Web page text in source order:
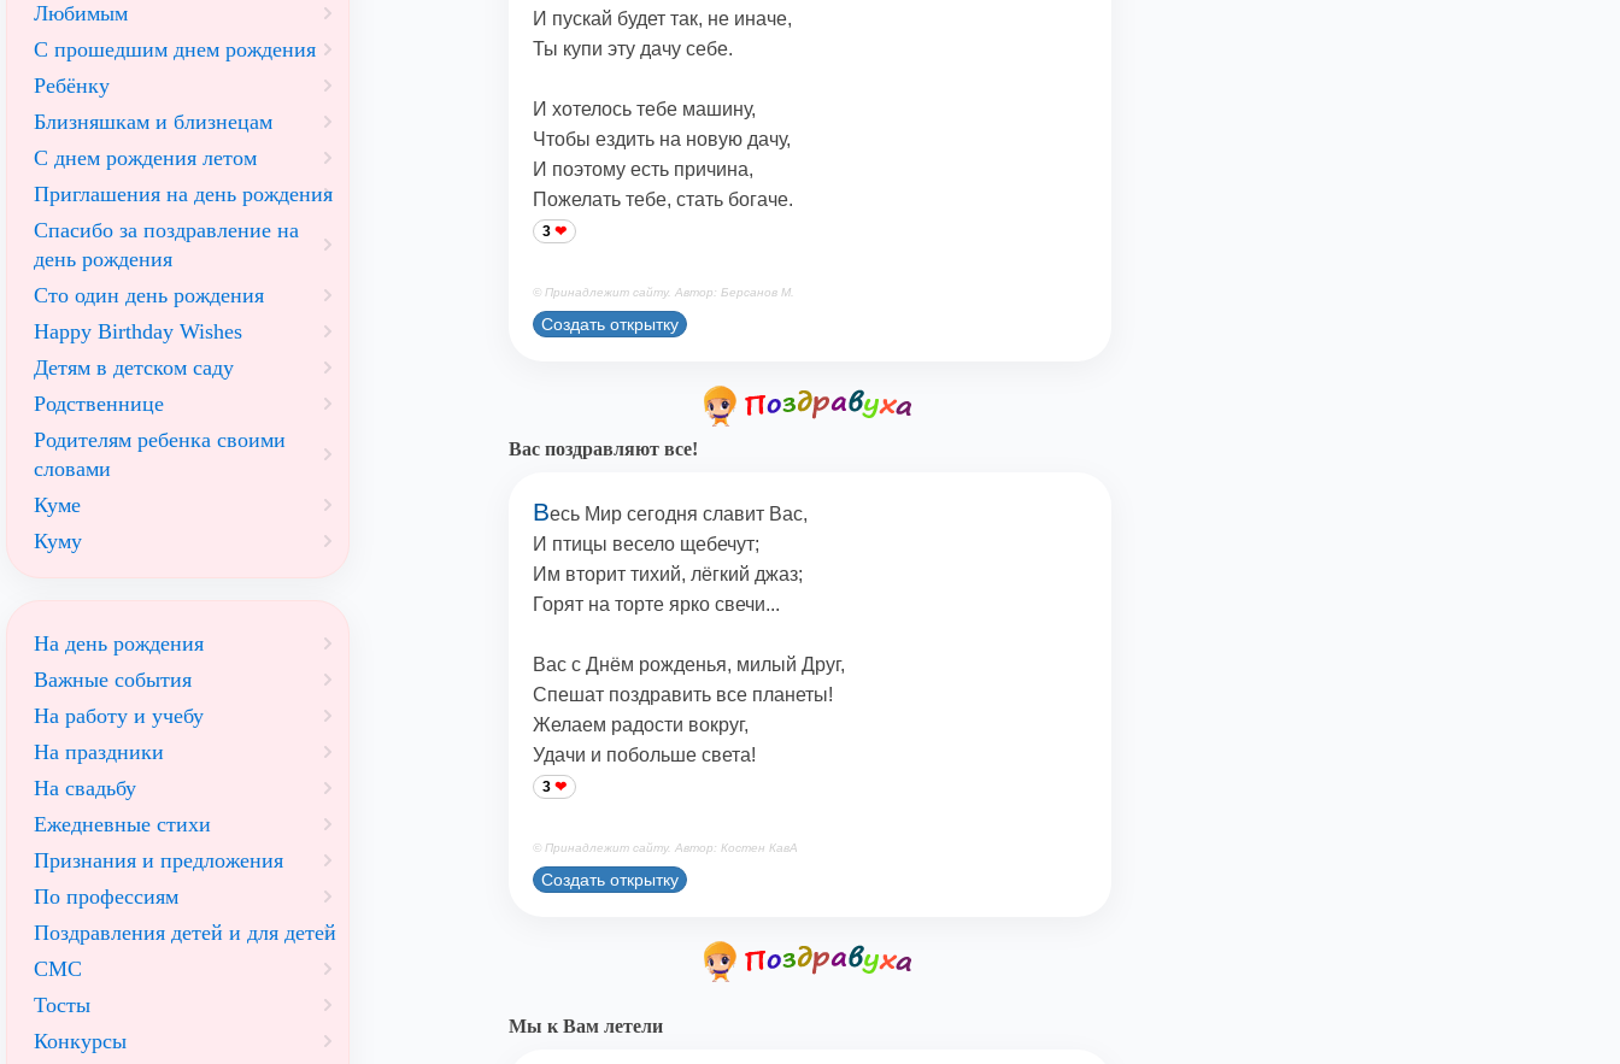
И пускай будет так, не иначе,
Ты купи эту дачу себе.
И хотелось тебе машину,
Чтобы ездить на новую дачу,
И поэтому есть причина,
Пожелать тебе, стать богаче.
3
© Принадлежит сайту. Автор: Берсанов М.
Создать открытку
Вас поздравляют все!
Весь Мир сегодня славит Вас,
И птицы весело щебечут;
Им вторит тихий, лёгкий джаз;
Горят на торте ярко свечи...
Вас с Днём рожденья, милый Друг,
Спешат поздравить все планеты!
Желаем радости вокруг,
Удачи и побольше света!
3
© Принадлежит сайту. Автор: Костен КавА
Создать открытку
Мы к Вам летели
Любимым
С прошедшим днем рождения
Ребёнку
Близняшкам и близнецам
С днем рождения летом
Приглашения на день рождения
Спасибо за поздравление на
день рождения
Сто один день рождения
Happy Birthday Wishes
Детям в детском саду
Родственнице
Родителям ребенка своими
словами
Куме
Куму
На день рождения
Важные события
На работу и учебу
На праздники
На свадьбу
Ежедневные стихи
Признания и предложения
По профессиям
Поздравления детей и для детей
СМС
Тосты
Конкурсы